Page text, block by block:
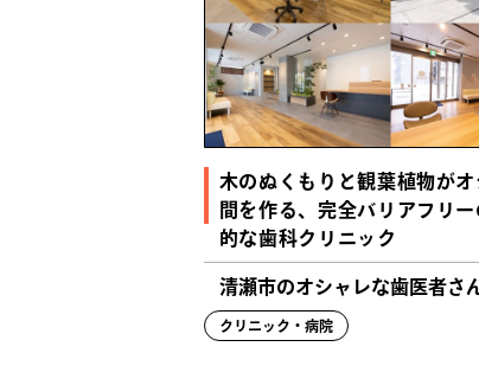
木のぬくもりと観葉植物が
間を作る、完全バリアフリ
的な歯科クリニック
清瀬市のオシャレな歯医者さ
クリニック・病院